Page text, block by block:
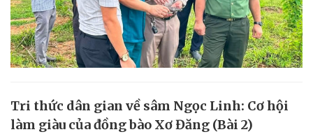
Tri thức dân gian về sâm Ngọc Linh: Cơ hội
làm giàu của đồng bào Xơ Đăng (Bài 2)